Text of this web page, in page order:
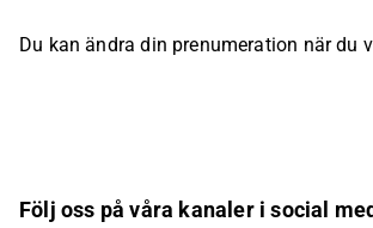
Du kan ändra din prenumeration när du
Följ oss på våra kanaler i social